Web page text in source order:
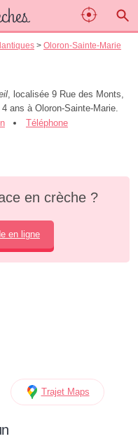
> Oloron-Sainte-Marie
, localisée 9 Rue des Monts,
ans à Oloron-Sainte-Marie.
Téléphone
en crèche ?
en ligne
Trajet Maps